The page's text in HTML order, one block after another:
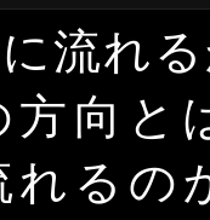
流れ
方向
れるの